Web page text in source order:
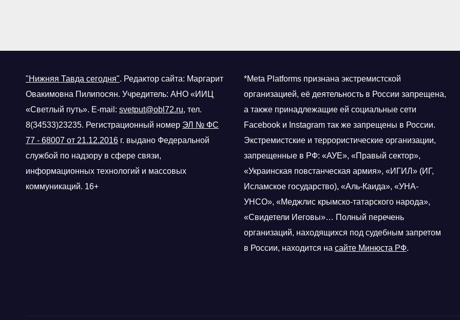
"Нижняя Тавда сегодня". Редактор сайта: Маргарит
Овакимовна Пилипосян. Учредитель: АНО «ИИЦ
«Светлый путь». E-mail: svetput@obl72.ru, тел.
8(34533)23235. Регистрационный номер ЭЛ № ФС
77 - 68007 от 21.12.2016 г. выдано Федеральной
службой по надзору в сфере связи,
информационных технологий и массовых
коммуникаций. 16+
*Meta Platforms признана экстремистской
организацией, её деятельность в России запрещена,
а также принадлежащие ей социальные сети
Facebook и Instagram так же запрещены в России.
Экстремистские и террористические организации,
запрещенные в РФ: «АУЕ», «Правый сектор»,
«Украинская повстанческая армия», «ИГИЛ» (ИГ,
Исламское государство), «Аль-Каида», «УНА-
УНСО», «Меджлис крымско-татарского народа»,
«Свидетели Иеговы»… Полный перечень
организаций, находящихся под судебным запретом
в России, находится на сайте Минюста РФ.